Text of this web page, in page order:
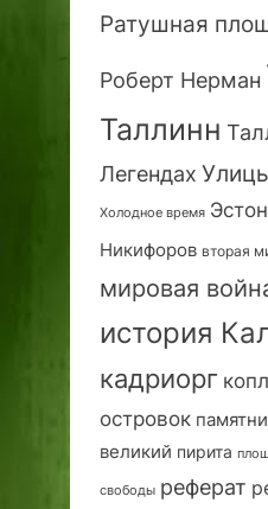
Ратушная
Роберт Нерман
Таллинн
Легендах
Холодное время
Никифоров вторая
мировая
история
кадриорг
островок
великий пирита
свободы реферат